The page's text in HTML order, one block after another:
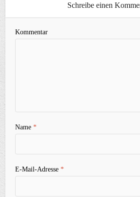
Schreibe einen
Kommentar
Name*
E-Mail-Adresse*